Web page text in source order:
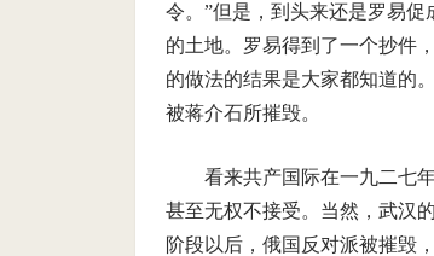
令。”但是，到头来还是罗易
的土地。罗易得到了一个抄件
的做法的结果是大家都知道的
被蒋介石所摧毁。
看来共产国际在一九二七
甚至无权不接受。当然，武汉
阶段以后，俄国反对派被摧毁